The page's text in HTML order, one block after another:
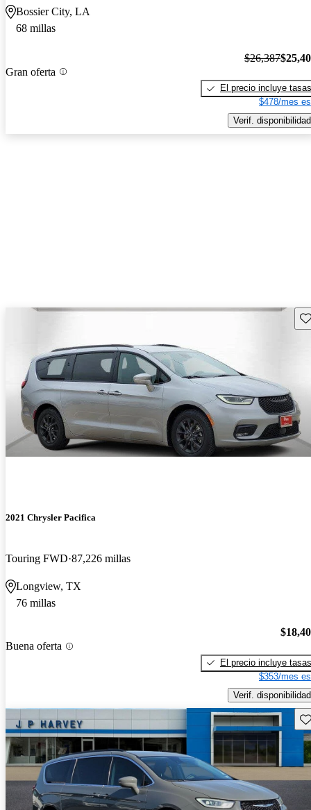
Bossier City, LA
68 millas
Gran oferta
$26,387
El precio incluye tasas
$478/mes
Verif. disponibilidad
2021 Chrysler Pacifica
Touring FWD 87,226 millas
Longview, TX
76 millas
Buena oferta
El precio incluye tasas
$353/mes
Verif. disponibilidad